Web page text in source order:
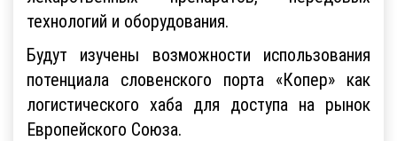
технологий и оборудования.
Будут изучены возможности использования
потенциала словенского порта «Копер» как
логистического хаба для доступа на рынок
Европейского Союза.